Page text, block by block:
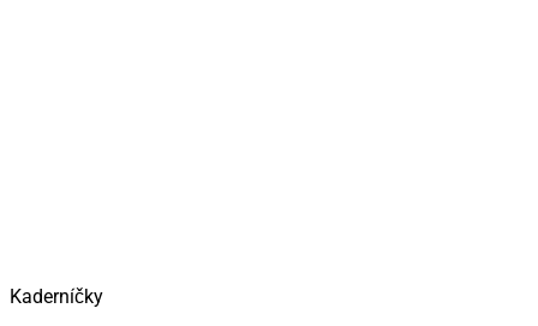
Kaderníčky